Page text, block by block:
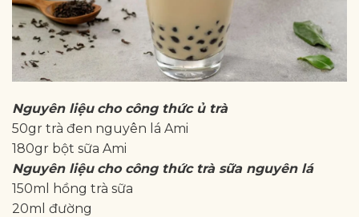
Nguyên liệu cho công thức ủ trà
50gr trà đen nguyên lá Ami
180gr bột sữa Ami
Nguyên liệu cho công thức trà sữa nguyên lá
150ml hồng trà sữa
20ml đường